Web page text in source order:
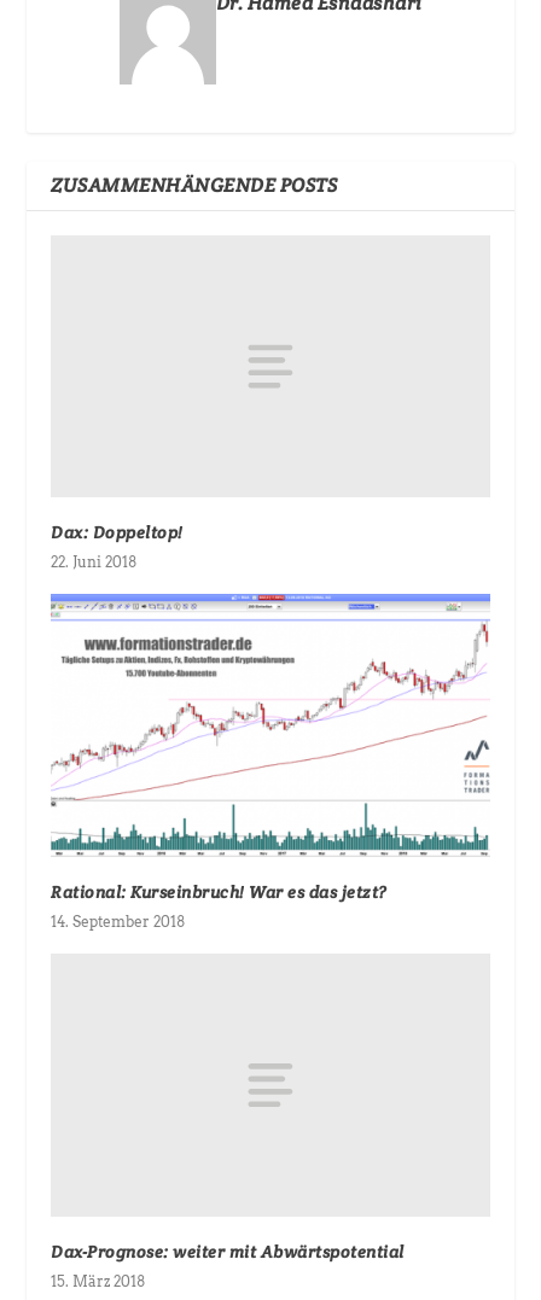
ZUSAMMENHÄNGENDE POSTS
Dax: Doppeltop!
22. Juni 2018
Rational: Kurseinbruch! War es das jetzt?
14. September 2018
Dax-Prognose: weiter mit Abwärtspotential
15. März 2018